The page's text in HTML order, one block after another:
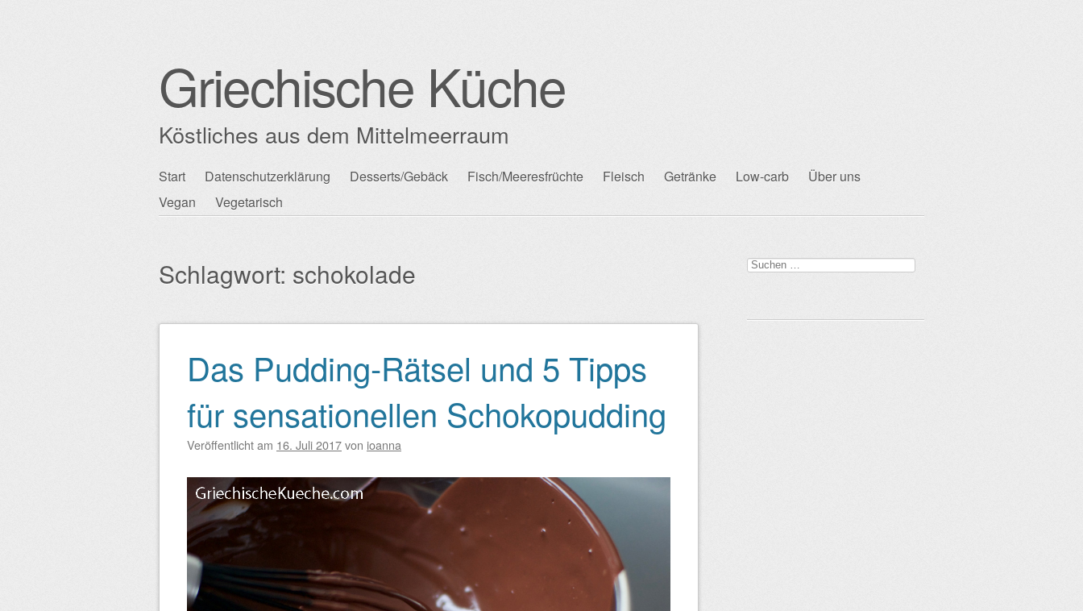
Griechische Küche
Köstliches aus dem Mittelmeerraum
Hauptmenü
Zum
Inhalt
Start Datenschutzerklärung Desserts/Gebäck Fisch/Meeresfrüchte Fleisch Getränke Low-carb
Über uns
Vegan
Vegetarisch
Schlagwort: schokolade
Beitragsnavigation
Das Pudding-Rätsel und 5 Tipps
für sensationellen Schokopudding
Veröffentlicht am 16. Juli 2017von ioanna
Suchen
nach: